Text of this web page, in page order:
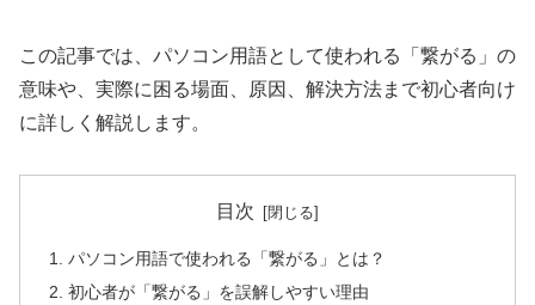
この記事では、パソコン用語として使われる「繋がる」の
意味や、実際に困る場面、原因、解決方法まで初心者向け
に詳しく解説します。
目次
パソコン用語で使われる「繋がる」とは？
初心者が「繋がる」を誤解しやすい理由